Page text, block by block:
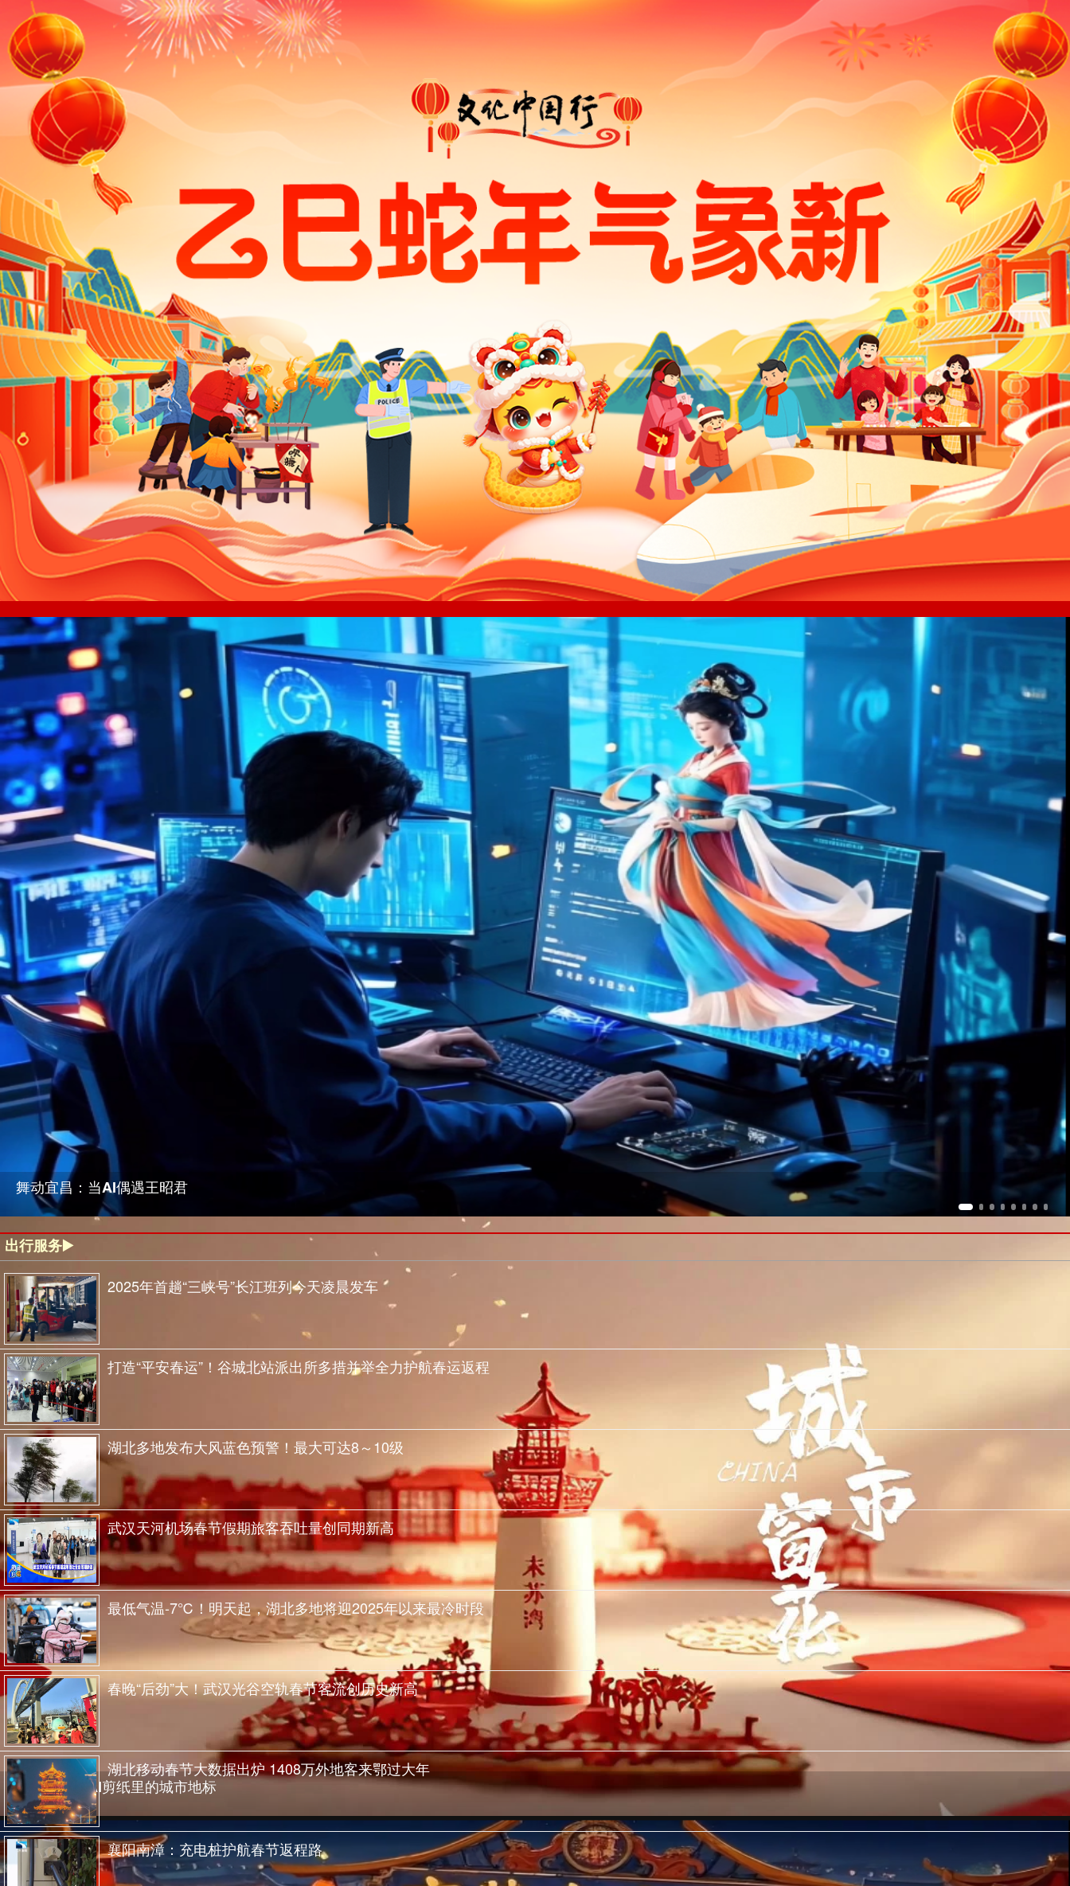
舞动宜昌：当AI偶遇王昭君
湖北黄石：AI剪纸里的城市地标
出行服务▶️
2025年首趟“三峡号”长江班列今天凌晨发车
打造“平安春运”！谷城北站派出所多措并举全力护航春运返程
湖北多地发布大风蓝色预警！最大可达8～10级
武汉天河机场春节假期旅客吞吐量创同期新高
最低气温-7℃！明天起，湖北多地将迎2025年以来最冷时段
春晚“后劲”大！武汉光谷空轨春节客流创历史新高
湖北移动春节大数据出炉 1408万外地客来鄂过大年
襄阳南漳：充电桩护航春节返程路